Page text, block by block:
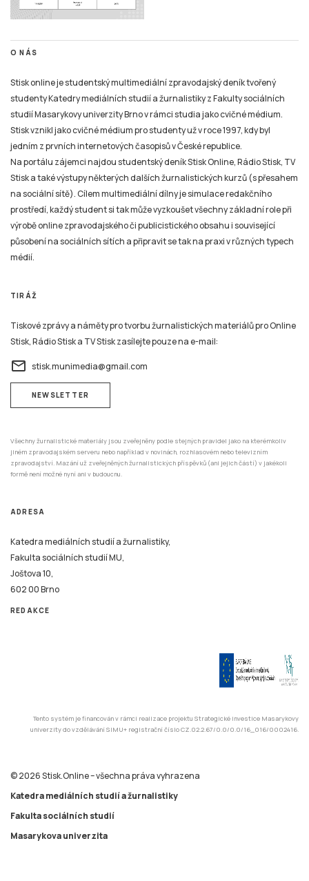
O NÁS
Stisk online je studentský multimediální zpravodajský deník tvořený
studenty Katedry mediálních studií a žurnalistiky z Fakulty sociálních
studií Masarykovy univerzity Brno v rámci studia jako cvičné médium.
Stisk vznikl jako cvičné médium pro studenty už v roce 1997, kdy byl
jedním z prvních internetových časopisů v České republice.
Na portálu zájemci najdou studentský deník Stisk Online, Rádio Stisk, TV
Stisk a také výstupy některých dalších žurnalistických kurzů (s přesahem
na sociální sítě). Cílem multimediální dílny je simulace redakčního
prostředí, každý student si tak může vyzkoušet všechny základní role při
výrobě online zpravodajského či publicistického obsahu i související
působení na sociálních sítích a připravit se tak na praxi v různých typech
médií.
TIRÁŽ
Tiskové zprávy a náměty pro tvorbu žurnalistických materiálů pro Online
Stisk, Rádio Stisk a TV Stisk zasílejte pouze na e-mail:
email stisk.munimedia@gmail.com
NEWSLETTER
Všechny žurnalistické materiály jsou zveřejněny podle stejných pravidel jako na kterémkoliv
jiném zpravodajském serveru nebo například v novinách, rozhlasovém nebo televizním
zpravodajství. Mazání už zveřejněných žurnalistických příspěvků (ani jejich částí) v jakékoli
formě není možné nyní ani v budoucnu.
ADRESA
Katedra mediálních studií a žurnalistiky,
Fakulta sociálních studií MU,
Joštova 10,
602 00 Brno
REDAKCE
Tento systém je financován v rámci realizace projektu Strategické investice Masarykovy
univerzity do vzdělávání SIMU+ registrační číslo CZ.02.2.67/0.0/0.0/16_016/0002416.
© 2026 Stisk.Online – všechna práva vyhrazena
Katedra mediálních studií a žurnalistiky
Fakulta sociálních studií
Masarykova univerzita